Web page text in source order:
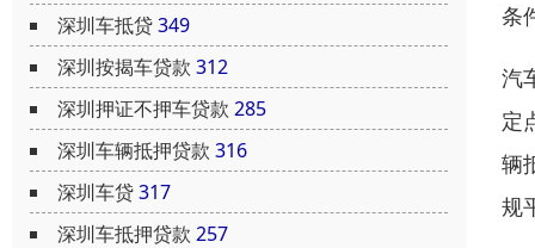
深圳车抵贷349
深圳按揭车贷款 312
深圳押证不押车贷款 285
深圳车辆抵押贷款 316
深圳车贷317
深圳车抵押贷款 257
条
汽
定
辆
规